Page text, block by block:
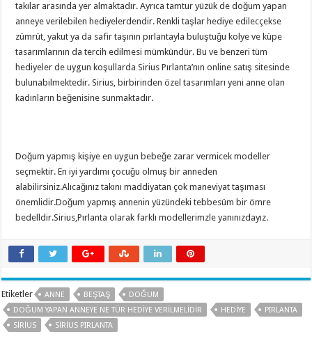
takılar arasında yer almaktadır. Ayrıca tamtur yüzük de doğum yapan
anneye verilebilen hediyelerdendir. Renkli taşlar hediye edilecçekse
zümrüt, yakut ya da safir taşının pırlantayla buluştuğu kolye ve küpe
tasarımlarının da tercih edilmesi mümkündür. Bu ve benzeri tüm
hediyeler de uygun koşullarda Sirius Pırlanta’nın online satış sitesinde
bulunabilmektedir. Sirius, birbirinden özel tasarımları yeni anne olan
kadınların beğenisine sunmaktadır.
Doğum yapmış kişiye en uygun bebeğe zarar vermicek modeller
seçmektir. En iyi yardımı çocuğu olmuş bir anneden
alabilirsiniz.Alıcağınız takını maddiyatan çok maneviyat taşıması
önemlidir.Doğum yapmış annenin yüzündeki tebbesüm bir ömre
bedelldir.Sirius,Pırlanta olarak farklı modellerimzle yanınızdayız.
Etiketler ANNE BEŞTAŞ
DOĞUM
DOĞUM YAPAN ANNEYE NE TÜR HEDIYE VERILMELIDIR
HEDIYE
PIRLANTA
SIRIUS
SIRIUS PIRLANTA